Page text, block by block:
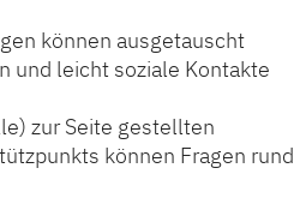
können ausgetauscht
und leicht soziale Kontakte
zur Seite gestellten
können Fragen rund